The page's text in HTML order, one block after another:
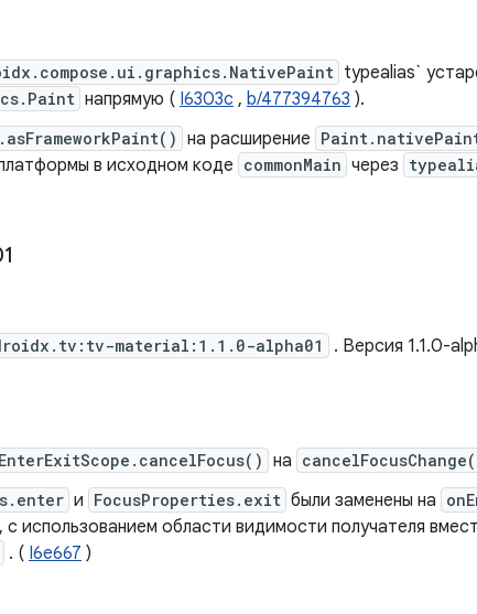
typealias`
напрямую ( I6303c , b/477394763 ).
на расширение
в исходном коде commonMain через
material:1.1.0-alpha01
. Версия 1.1.0-
на
и FocusProperties.exit были заменены на
с использованием области видимости получателя
. ( I6e667 )